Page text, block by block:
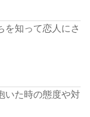
を知って恋人にさ
いた時の態度や対